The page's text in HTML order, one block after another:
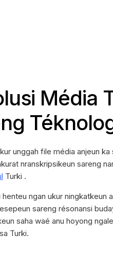
Média
unggah file média anjeun
nranskripsikeun sareng
Turki .
henteu ngan ukur ningkatkeun
sareng résonansi
saha waé anu hoyong
Turki.